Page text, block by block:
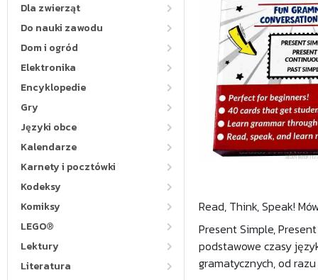
Dla zwierząt
Do nauki zawodu
Dom i ogród
Elektronika
Encyklopedie
Gry
Języki obce
Kalendarze
Karnety i pocztówki
Kodeksy
Komiksy
LEGO®
Lektury
Literatura
Read, Think, Speak!
Present Simple,
podstawowe czasy
gramatycznych, od